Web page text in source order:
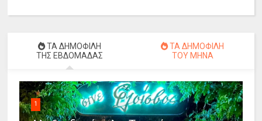
ΤΑ ΔΗΜΟΦΙΛΗ
ΤΗΣ ΕΒΔΟΜΑΔΑΣ
ΤΑ ΔΗΜΟΦΙΛΗ
ΤΟΥ ΜΗΝΑ
1